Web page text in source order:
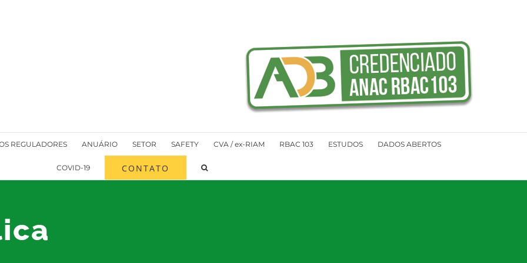
REGULADORES ANUÁRIO SETOR SAFETY CVA / ex-RIAM RBAC 103 ESTUDOS DADOS ABERTOS
COVID-19 CONTATO